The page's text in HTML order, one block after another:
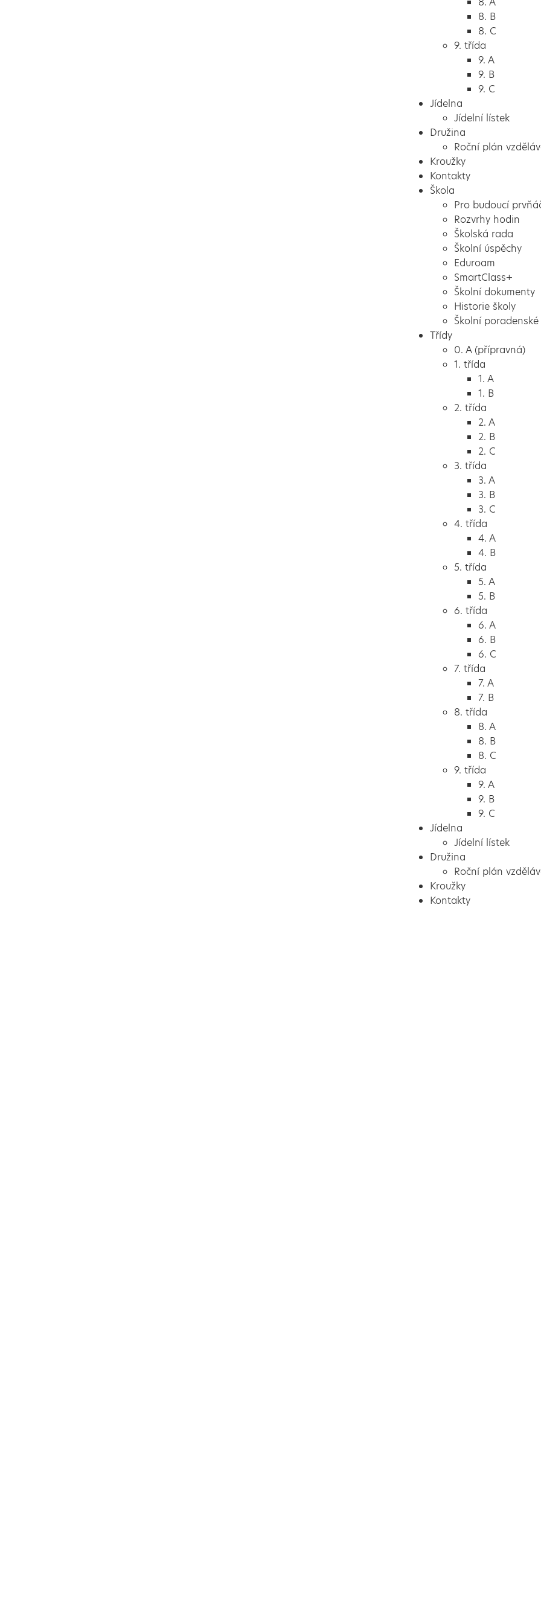
8. B
8. C
9. třída
9. A
9. B
9. C
Jídelna
Jídelní lístek
Družina
Roční plán
Kroužky
Kontakty
Škola
Pro budoucí
Rozvrhy hodin
Školská rada
Školní úspěchy
Eduroam
SmartClass+
Školní dokumenty
Historie školy
Školní
Třídy
0. A (přípravná)
1. třída
1. A
1. B
2. třída
2. A
2. B
2. C
3. třída
3. A
3. B
3. C
4. třída
4. A
4. B
5. třída
5. A
5. B
6. třída
6. A
6. B
6. C
7. třída
7. A
7. B
8. třída
8. A
8. B
8. C
9. třída
9. A
9. B
9. C
Jídelna
Jídelní lístek
Družina
Roční plán
Kroužky
Kontakty